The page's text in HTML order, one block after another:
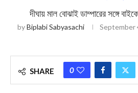
দীঘায় মাল বোঝাই ডাম্পারের সঙ্গে
byBiplabi Sabyasachi September
SHARE 0